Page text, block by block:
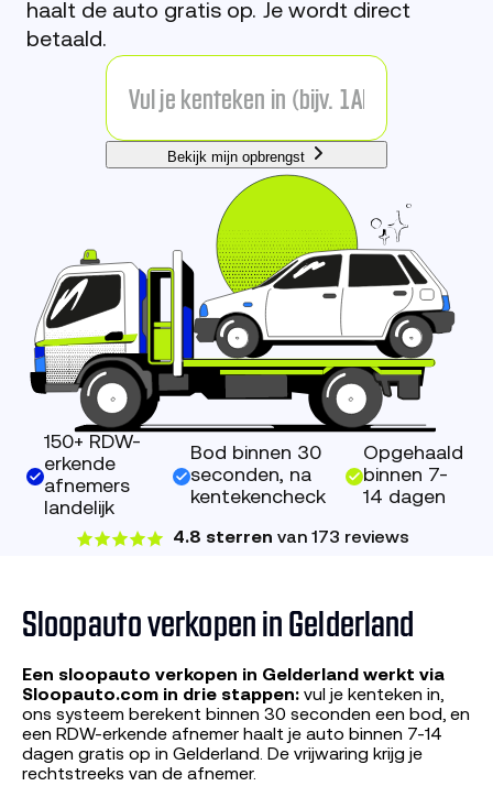
haalt de auto gratis op. Je wordt direct
betaald.
Bekijk mijn opbrengst
150+ RDW-
erkende
afnemers
landelijk
Bod binnen 30
seconden, na
kentekencheck
Opgehaald
binnen 7-
14 dagen
4.8 sterren van 173 reviews
Sloopauto verkopen in Gelderland
Een sloopauto verkopen in Gelderland werkt via
Sloopauto.com in drie stappen: vul je kenteken in,
ons systeem berekent binnen 30 seconden een bod, en
een RDW-erkende afnemer haalt je auto binnen 7-14
dagen gratis op in Gelderland. De vrijwaring krijg je
rechtstreeks van de afnemer.